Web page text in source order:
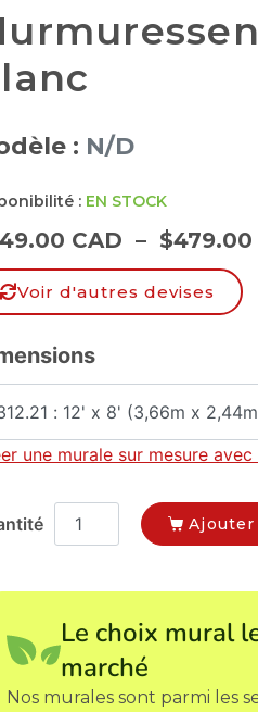
: N/D
: EN STOCK
CAD – $479.00
Voir d'autres devises
une murale sur mesure
Ajouter
Le choix mural
marché
Nos murales sont parmi les